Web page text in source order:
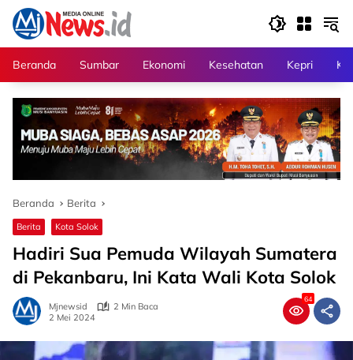
Langsung
konten
Beranda
Sumbar Ekonomi Kesehatan Kepri
Beranda Berita
Berita Kota Solok
Hadiri Sua Pemuda Wilayah Sumatera
di Pekanbaru, Ini Kata Wali Kota Solok
Mjnewsid
2 Min Baca
2 Mei 2024
64